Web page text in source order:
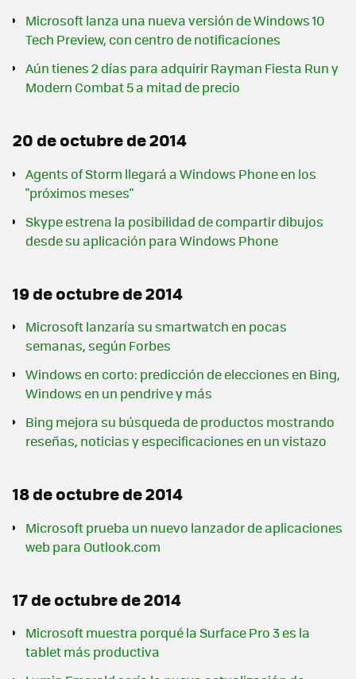
Microsoft lanza una nueva versión de Windows 10
Tech Preview, con centro de notificaciones
Aún tienes 2 días para adquirir Rayman Fiesta Run y
Modern Combat 5 a mitad de precio
20 de octubre de 2014
Agents of Storm llegará a Windows Phone en los
"próximos meses"
Skype estrena la posibilidad de compartir dibujos
desde su aplicación para Windows Phone
19 de octubre de 2014
Microsoft lanzaría su smartwatch en pocas
semanas, según Forbes
Windows en corto: predicción de elecciones en Bing,
Windows en un pendrive y más
Bing mejora su búsqueda de productos mostrando
reseñas, noticias y especificaciones en un vistazo
18 de octubre de 2014
Microsoft prueba un nuevo lanzador de aplicaciones
web para Outlook.com
17 de octubre de 2014
Microsoft muestra porqué la Surface Pro 3 es la
tablet más productiva